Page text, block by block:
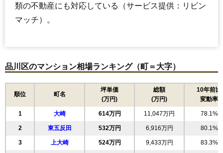
相場 4,890万円～5,290万円
(108.7万円/㎡~117.6万円/㎡)
パークハウス池田山公園白金台の杜
住所 東京都品川区東五反田4丁目
交通
高輪台駅（7分）、白金台駅（9分）、五反田駅
（13分）
相場
(235.3万円/㎡~239.8万円/㎡)
類の不動産にも対応している（サービス提供：リビン
マッチ）。
品川区のマンション相場ランキング（町＝大字）
順位 町名
坪単価
(万円)
総額
(万円)
10年前比
変動率
1 大崎 614万円 11,047万円 78.1%
2 東五反田 532万円 6,916万円 80.1%
3 上大崎 524万円 9,433万円 83.3%